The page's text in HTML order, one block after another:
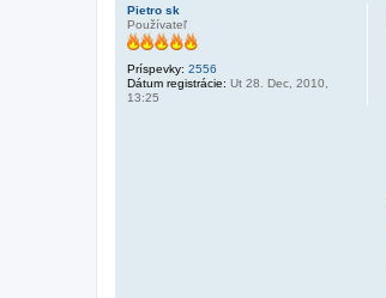
Pietro sk
Používateľ
Príspevky: 2556
Dátum registrácie: Ut 28. Dec, 2010,
13:25